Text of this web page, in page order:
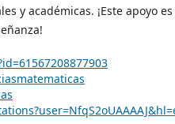
y académicas. ¡Este apoyo